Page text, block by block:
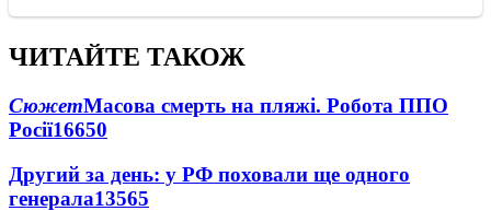
ЧИТАЙТЕ ТАКОЖ
СюжетМасова смерть на пляжі. Робота ППО
Росії16650
Другий за день: у РФ поховали ще одного
генерала13565